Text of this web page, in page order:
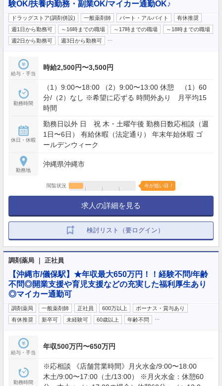
験OK/扶養内勤務・副業OK/マイカー通勤OK♪
ドラッグストア(調剤併設) 一般薬剤師 パート・アルバイト
有休推奨
週1日から勤務可
～16時までの職場 ～17時までの職場
～18時までの職場
週2日から勤務可
週3日から勤務可
給与・手当
時給2,500円〜3,500円
勤務時間
（1）9:00〜18:00 （2）9:00〜13:00 休憩 （1）60
分/（2）なし ※希望に応ずる 時間外あり 月平均15
時間
休日・休暇
勤務日以外 日 祝 木・土曜午後 勤務日数応相談（週
1日〜6日） 有給休暇（法定通り） 年末年始休暇 ゴ
ールデンウィーク
勤務地
沖縄県沖縄市
閲覧状況 今が狙い目！
求人の詳細を見る
検討リスト（要ログイン）
調剤薬局 ｜ 正社員
【沖縄市/儀保駅】★年収最大650万円！！経験不問/年齢
不問◎開業支援や育児支援などの充実した福利厚生あり
◎マイカー通勤可
調剤薬局 一般薬剤師 正社員 600万以上
ボーナス・賞与あり
有休推奨
新卒可 未経験可 60歳以上 年齢不問
給与・手当
年収500万円〜650万円
勤務時間
※応相談 《店舗営業時間》月火水金/9:00〜18:00
木土/9:00〜17:00（土/13:00） ※月火水金：休憩60